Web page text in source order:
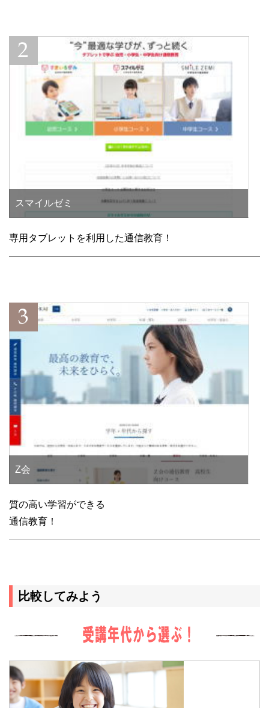
スマイルゼミ
専用タブレットを利用した通信教育！
Z会
質の高い学習ができる
通信教育！
比較してみよう